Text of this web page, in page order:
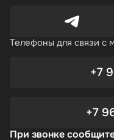
Телефоны для связи с
+7
+7
При звонке